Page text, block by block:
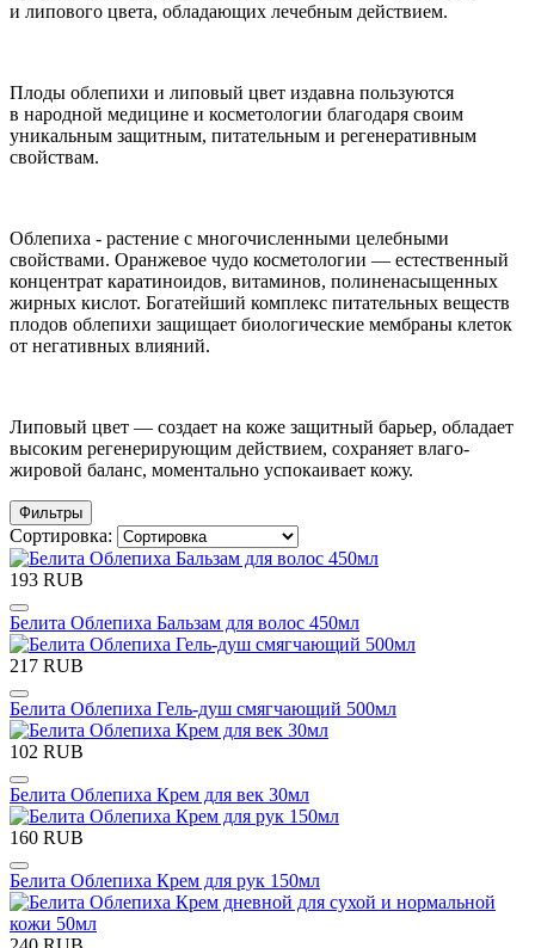
и липового цвета, обладающих лечебным действием.
Плоды облепихи и липовый цвет издавна пользуются
в народной медицине и косметологии благодаря своим
уникальным защитным, питательным и регенеративным
свойствам.
Облепиха - растение с многочисленными целебными
свойствами. Оранжевое чудо косметологии — естественный
концентрат каратиноидов, витаминов, полиненасыщенных
жирных кислот. Богатейший комплекс питательных веществ
плодов облепихи защищает биологические мембраны клеток
от негативных влияний.
Липовый цвет — создает на коже защитный барьер, обладает
высоким регенерирующим действием, сохраняет влаго-
жировой баланс, моментально успокаивает кожу.
Фильтры
Сортировка:
193 RUB
Белита Облепиха Бальзам для волос 450мл
217 RUB
Белита Облепиха Гель-душ смягчающий 500мл
102 RUB
Белита Облепиха Крем для век 30мл
160 RUB
Белита Облепиха Крем для рук 150мл